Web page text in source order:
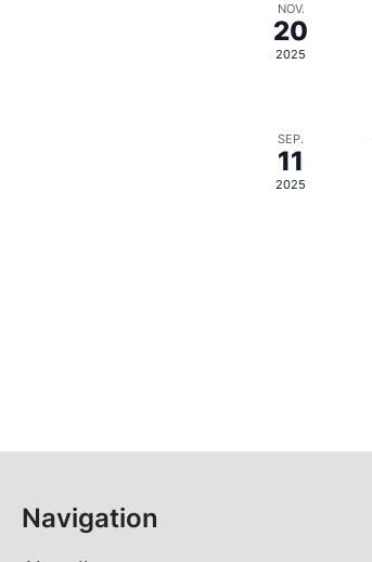
NOV.
20
2025
SEP.
11
2025
Navigation